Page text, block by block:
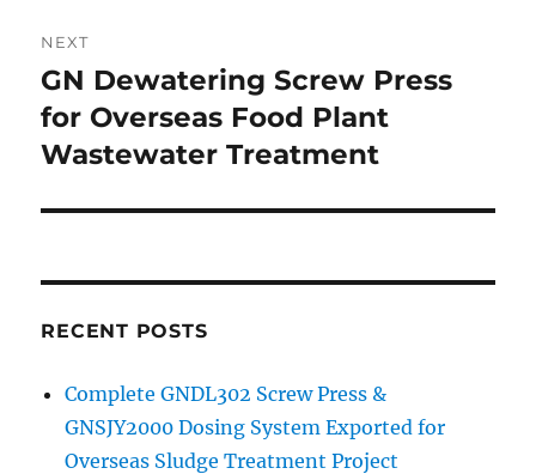
NEXT
Next
post:
GN Dewatering Screw Press
for Overseas Food Plant
Wastewater Treatment
RECENT POSTS
Complete GNDL302 Screw Press &
GNSJY2000 Dosing System Exported for
Overseas Sludge Treatment Project